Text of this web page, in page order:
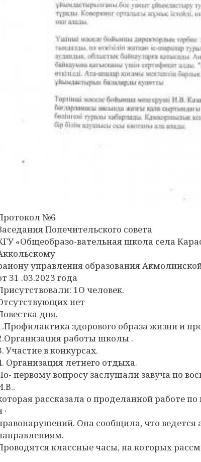
№6
Попечительского совета
«Общеобразо-вательная школа села
управления образования
31 .03.2023 года
1О человек.
нет
дня.
здорового образа жизни и
работы школы .
Участие в конкурсах.
Организация летнего отдыха.
первому вопросу заслушали завуча по
рассказала о проделанной работе
·
Она сообщила, что
классные часы, на которых